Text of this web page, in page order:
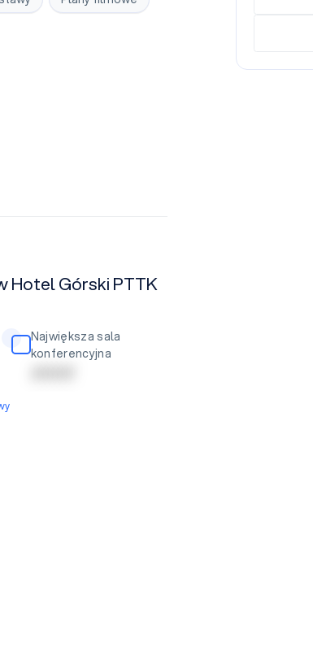
Hotel Górski PTTK
Największa sala
konferencyjna